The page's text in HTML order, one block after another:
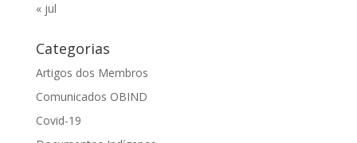
« jul
Categorias
Artigos dos Membros
Comunicados OBIND
Covid-19